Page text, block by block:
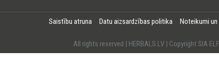
Saistību atruna Datu aizsardzības politika Noteikumi
All rights reserved | HERBALS.LV | Copyright SIA